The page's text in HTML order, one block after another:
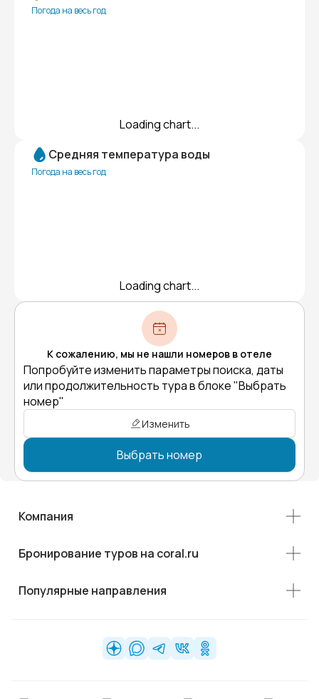
Погода на весь год
Loading chart...
Средняя температура воды
Погода на весь год
Loading chart...
К сожалению, мы не нашли номеров в отеле
Попробуйте изменить параметры поиска, даты
или продолжительность тура в блоке "Выбрать
номер"
Изменить
Выбрать номер
Компания
Бронирование туров на coral.ru
Популярные направления